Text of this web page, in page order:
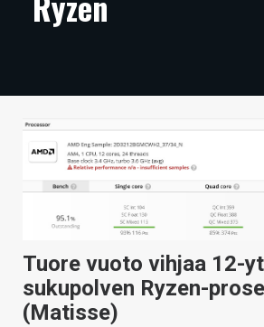
ARTIKKELIT
TECHBBS
TIETOA
KAUPPA
VAIHDA TEEMA
Tuore vuoto vihjaa 12-
sukupolven Ryzen-
(Matisse)